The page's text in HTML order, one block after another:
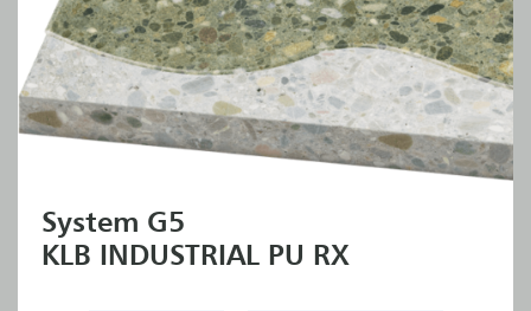
System G5
KLB INDUSTRIAL PU RX